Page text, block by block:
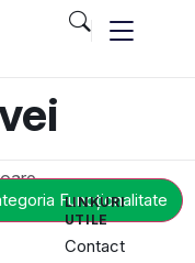
Funcționalitate
LINKURI
UTILE
Contact